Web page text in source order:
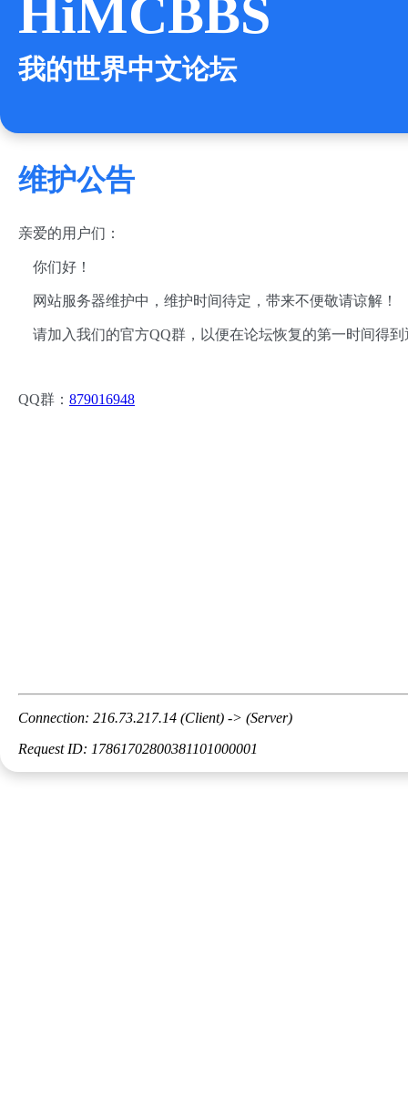
HiMCBBS
我的世界中文论坛
维护公告
亲爱的用户们：
你们好！
网站服务器维护中，维护时间待定，带来不便敬请谅解！
请加入我们的官方QQ群，以便在论坛恢复的第一时间得到
QQ群： 879016948
Connection: 216.73.217.14 (Client) -> (Server)
Request ID: 17861702800381101000001